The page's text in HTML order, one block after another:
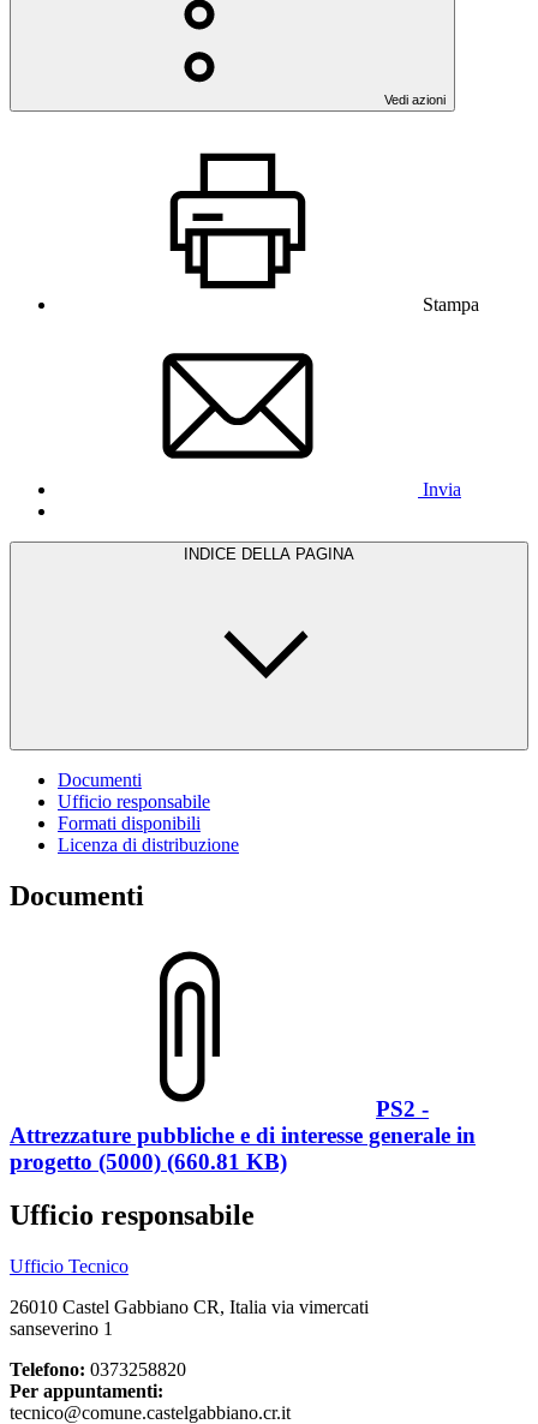
Vedi azioni
Stampa
Invia
INDICE DELLA PAGINA
Documenti
Ufficio responsabile
Formati disponibili
Licenza di distribuzione
Documenti
PS2 -
Attrezzature pubbliche e di interesse generale in
progetto (5000) (660.81 KB)
Ufficio responsabile
Ufficio Tecnico
26010 Castel Gabbiano CR, Italia via vimercati
sanseverino 1
Telefono: 0373258820
Per appuntamenti:
tecnico@comune.castelgabbiano.cr.it